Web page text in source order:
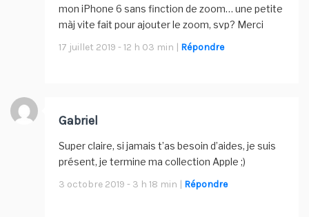
mon iPhone 6 sans finction de zoom… une petite
màj vite fait pour ajouter le zoom, svp? Merci
17 juillet 2019 - 12 h 03 min | Répondre
Gabriel
Super claire, si jamais t’as besoin d’aides, je suis
présent, je termine ma collection Apple ;)
3 octobre 2019 - 3 h 18 min | Répondre